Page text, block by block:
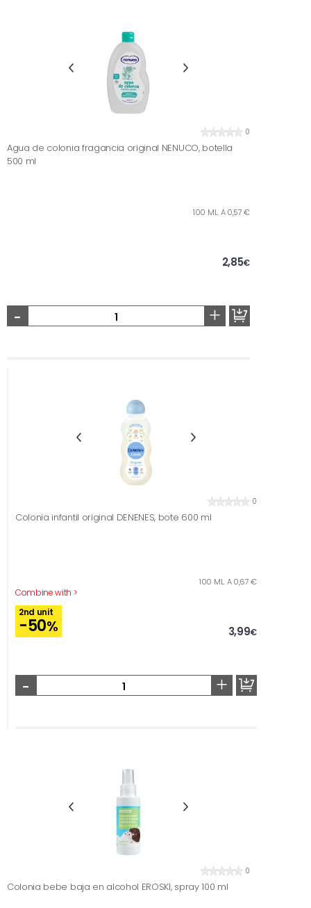
0
Agua de colonia fragancia original NENUCO, botella
500 ml
100 ML. A 0,57 €
2,85€
- +
0
Colonia infantil original DENENES, bote 600 ml
Combine with >
100 ML. A 0,67 €
2nd unit
-50% 3,99€
- +
0
Colonia bebe baja en alcohol EROSKI, spray 100 ml